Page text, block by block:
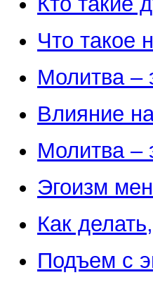
Что такое
Молитва –
Влияние
Молитва –
Эгоизм
Как
Подъем с